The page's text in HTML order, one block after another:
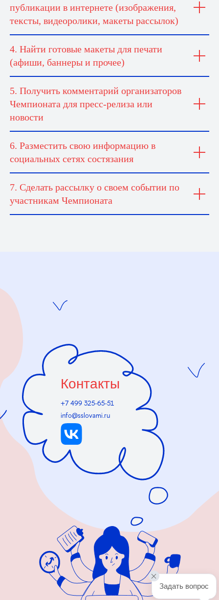
публикации в интернете (изображения,
тексты, видеоролики, макеты рассылок)
4. Найти готовые макеты для печати
(афиши, баннеры и прочее)
5. Получить комментарий организаторов
Чемпионата для пресс-релиза или
новости
6. Разместить свою информацию в
социальных сетях состязания
7. Сделать рассылку о своем событии по
участникам Чемпионата
Контакты
+7 499 325-65-51
info@sslovami.ru
Задать вопрос